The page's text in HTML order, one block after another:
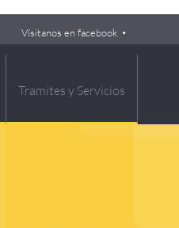
Vísitanos en facebook
Tramites y Servicios